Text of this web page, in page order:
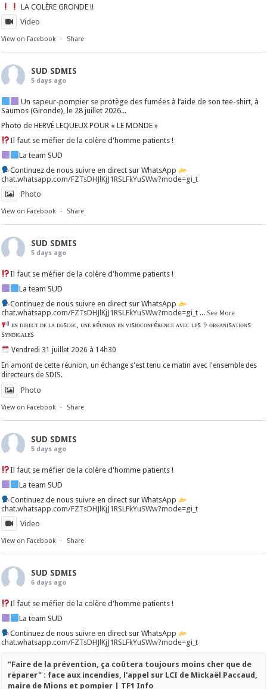
LA COLÈRE GRONDE !!
Video
View on Facebook · Share
SUD SDMIS
5 days ago
Un sapeur-pompier se protège des fumées à l’aide de son tee-shirt, à
Saumos (Gironde), le 28 juillet 2026...
Photo de HERVÉ LEQUEUX POUR « LE MONDE »
Il faut se méfier de la colère d'homme patients !
La team SUD
Continuez de nous suivre en direct sur WhatsApp
chat.whatsapp.com/FZTsDHJlKjJ1RSLFkYuSWw?mode=gi_t
Photo
View on Facebook · Share
SUD SDMIS
5 days ago
Il faut se méfier de la colère d'homme patients !
La team SUD
Continuez de nous suivre en direct sur WhatsApp
chat.whatsapp.com/FZTsDHJlKjJ1RSLFkYuSWw?mode=gi_t
ᴇɴ ᴅɪʀᴇᴄᴛ ᴅᴇ ʟᴀ ᴅɢsᴄɢᴄ, ᴜɴᴇ ʀéᴜɴɪᴏɴ ᴇɴ ᴠɪsɪᴏᴄᴏɴғéʀᴇɴᴄᴇ ᴀᴠᴇᴄ ʟᴇs 𝟿 ᴏʀɢᴀɴɪsᴀᴛɪᴏɴs
sʏɴᴅɪᴄᴀʟᴇs
Vendredi 31 juillet 2026 à 14h30
En amont de cette réunion, un échange s'est tenu ce matin avec l'ensemble des
directeurs de SDIS.
... See More
Photo
View on Facebook · Share
SUD SDMIS
5 days ago
Il faut se méfier de la colère d'homme patients !
La team SUD
Continuez de nous suivre en direct sur WhatsApp
chat.whatsapp.com/FZTsDHJlKjJ1RSLFkYuSWw?mode=gi_t
Video
View on Facebook · Share
SUD SDMIS
6 days ago
Il faut se méfier de la colère d'homme patients !
La team SUD
Continuez de nous suivre en direct sur WhatsApp
chat.whatsapp.com/FZTsDHJlKjJ1RSLFkYuSWw?mode=gi_t
"Faire de la prévention, ça coûtera toujours moins cher que de
réparer" : face aux incendies, l'appel sur LCI de Mickaël Paccaud,
maire de Mions et pompier | TF1 Info